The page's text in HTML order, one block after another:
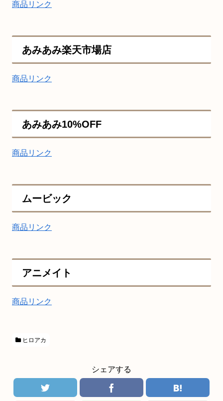
商品リンク
あみあみ楽天市場店
商品リンク
あみあみ10%OFF
商品リンク
ムービック
商品リンク
アニメイト
商品リンク
ヒロアカ
シェアする